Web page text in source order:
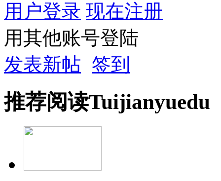
用户登录 现在注册
用其他账号登陆
发表新帖 签到
推荐阅读Tuijianyuedu